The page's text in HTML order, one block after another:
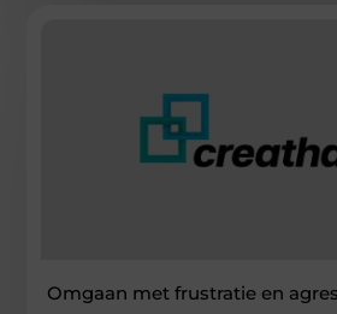
Omgaan met frustratie en